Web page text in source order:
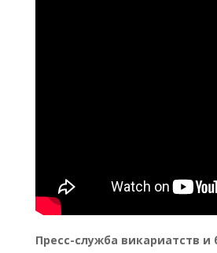
Пресс-служба викариатств и